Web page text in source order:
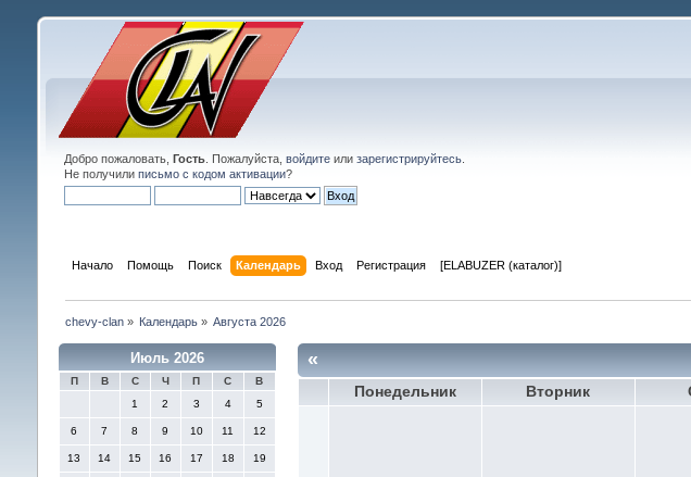
Добро пожаловать, Гость. Пожалуйста, войдитеили зарегистрируйтесь.
Не получили письмо с кодом активации?
Начало Помощь Поиск Календарь Вход Регистрация [ELABUZER (каталог)]
chevy-clan» Календарь » Августа 2026
Июль 2026
П В С Ч П С
В
1
2 3 4 5
6 7 8 9 10 11 12
13 14 15 16 17 18 19
«
Понедельник Вторник